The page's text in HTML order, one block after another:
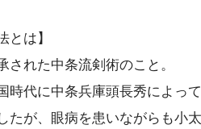
とは】
された中条流剣術のこと。
時代に中条兵庫頭長秀によっ
たが、眼病を患いながらも小